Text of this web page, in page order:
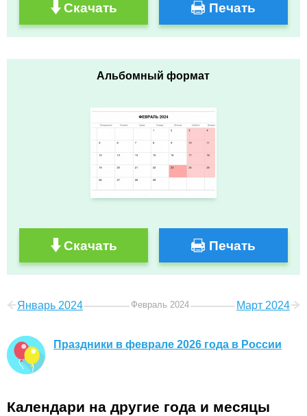
Скачать Печать
Альбомный формат
Скачать Печать
Январь 2024 Февраль 2024 Март 2024
Праздники в феврале 2026 года в России
Календари на другие года и месяцы